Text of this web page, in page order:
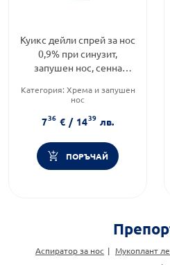
Куикс дейли спрей за нос
0,9% при синузит,
запушен нос, сенна
Категория: Хрема и запушен
нос
възрастни/деца
Приложение:
назално
736 € / 1439 лв.
ПОРЪЧАЙ
Аспиратор за нос Мукоплант